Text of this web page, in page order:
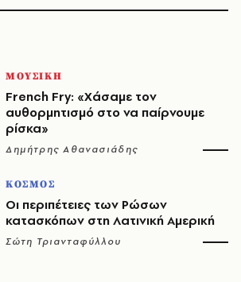
ΜΟΥΣΙΚΗ
French Fry: «Χάσαμε τον
αυθορμητισμό στο να παίρνουμε
ρίσκα»
Δημήτρης Αθανασιάδης
ΚΟΣΜΟΣ
Οι περιπέτειες των Ρώσων
κατασκόπων στη Λατινική Αμερική
Σώτη Τριανταφύλλου